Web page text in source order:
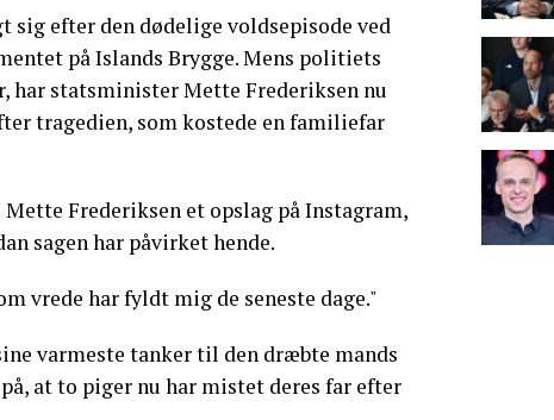
sig efter den dødelige voldsepisode ved
på Islands Brygge. Mens politiets
statsminister Mette Frederiksen nu
tragedien, som kostede en familiefar
Frederiksen et opslag på Instagram,
sagen har påvirket hende.
vrede har fyldt mig de seneste dage."
varmeste tanker til den dræbte mands
at to piger nu har mistet deres far efter